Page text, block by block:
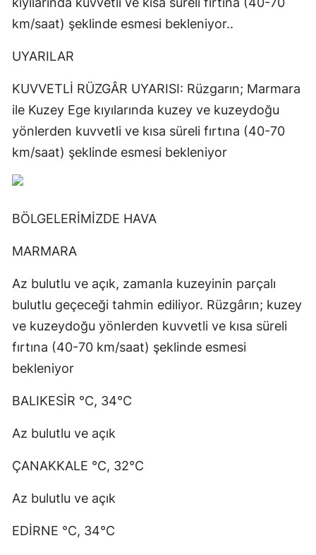
km/saat) şeklinde esmesi bekleniyor..
UYARILAR
KUVVETLİ RÜZGÂR UYARISI: Rüzgarın; Marmara
ile Kuzey Ege kıyılarında kuzey ve kuzeydoğu
yönlerden kuvvetli ve kısa süreli fırtına (40-70
km/saat) şeklinde esmesi bekleniyor
BÖLGELERİMİZDE HAVA
MARMARA
Az bulutlu ve açık, zamanla kuzeyinin parçalı
bulutlu geçeceği tahmin ediliyor. Rüzgârın; kuzey
ve kuzeydoğu yönlerden kuvvetli ve kısa süreli
fırtına (40-70 km/saat) şeklinde esmesi
bekleniyor
BALIKESİR °C, 34°C
Az bulutlu ve açık
ÇANAKKALE °C, 32°C
Az bulutlu ve açık
EDİRNE °C, 34°C